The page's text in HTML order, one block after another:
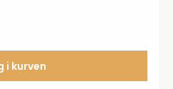
i kurven